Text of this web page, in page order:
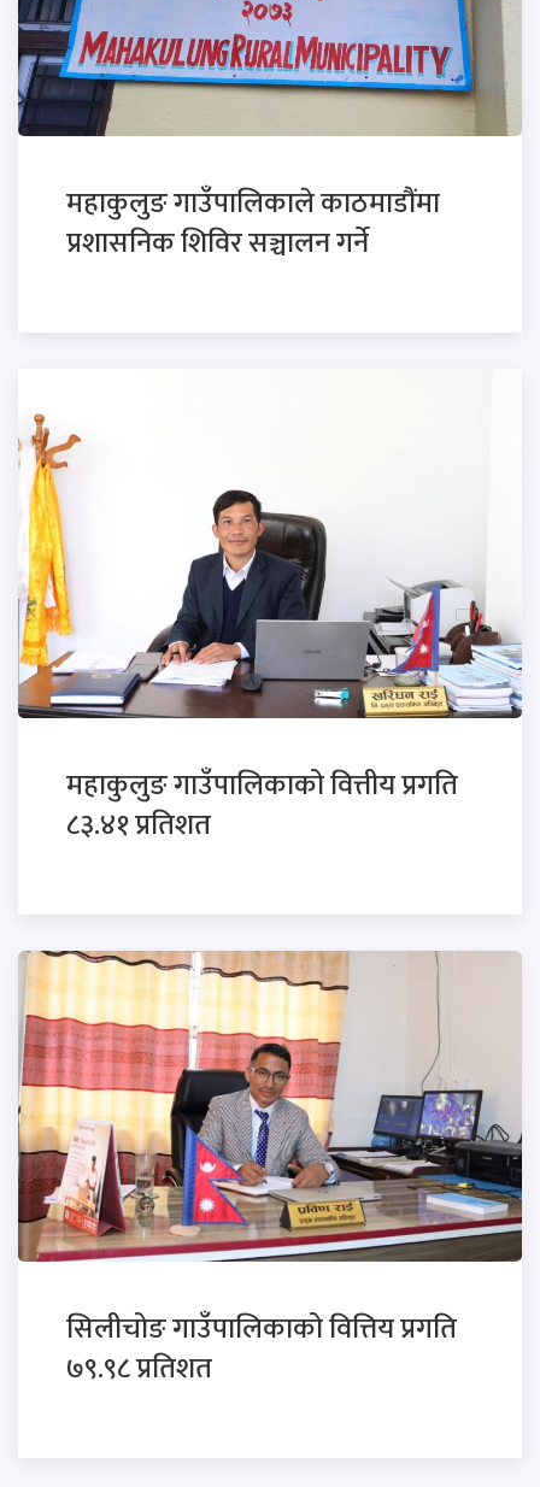
महाकुलुङ गाउँपालिकाले काठमाडौंमा
प्रशासनिक शिविर सञ्चालन गर्ने
महाकुलुङ गाउँपालिकाको वित्तीय प्रगति
८३.४१ प्रतिशत
सिलीचोङ गाउँपालिकाको वित्तिय प्रगति
७९.९८ प्रतिशत